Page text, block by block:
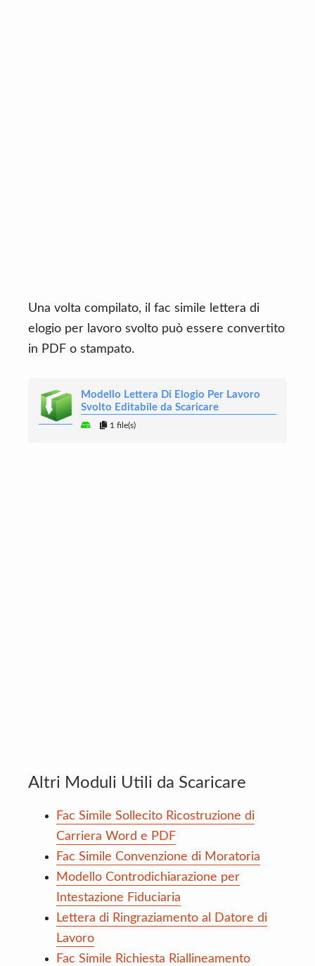
Una volta compilato, il fac simile lettera di
elogio per lavoro svolto può essere convertito
in PDF o stampato.
Modello Lettera Di Elogio Per Lavoro
Svolto Editabile da Scaricare
1 file(s)
Altri Moduli Utili da Scaricare
Fac Simile Sollecito Ricostruzione di
Carriera Word e PDF
Fac Simile Convenzione di Moratoria
Modello Controdichiarazione per
Intestazione Fiduciaria
Lettera di Ringraziamento al Datore di
Lavoro
Fac Simile Richiesta Riallineamento